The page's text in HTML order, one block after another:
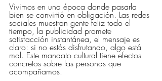
Vivimos en una época donde pasarla
bien se convirtió en obligación. Las redes
sociales muestran gente feliz todo el
tiempo, la publicidad promete
satisfacción instantánea, el mensaje es
claro: si no estás disfrutando, algo está
mal. Este mandato cultural tiene efectos
concretos sobre las personas que
acompañamos.